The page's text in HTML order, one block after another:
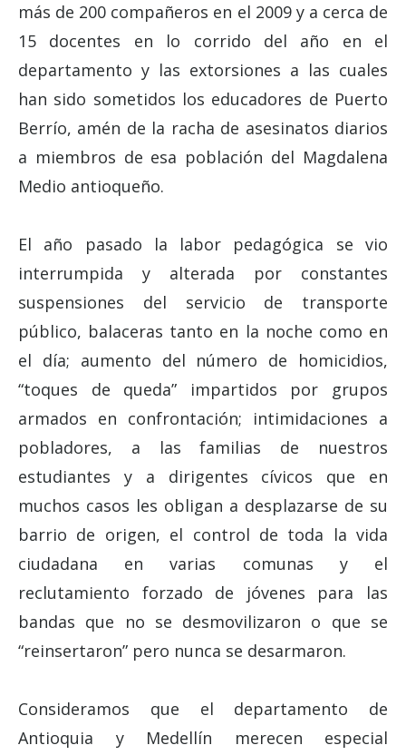
más de 200 compañeros en el 2009 y a cerca de
15 docentes en lo corrido del año en el
departamento y las extorsiones a las cuales
han sido sometidos los educadores de Puerto
Berrío, amén de la racha de asesinatos diarios
a miembros de esa población del Magdalena
Medio antioqueño.
El año pasado la labor pedagógica se vio
interrumpida y alterada por constantes
suspensiones del servicio de transporte
público, balaceras tanto en la noche como en
el día; aumento del número de homicidios,
“toques de queda” impartidos por grupos
armados en confrontación; intimidaciones a
pobladores, a las familias de nuestros
estudiantes y a dirigentes cívicos que en
muchos casos les obligan a desplazarse de su
barrio de origen, el control de toda la vida
ciudadana en varias comunas y el
reclutamiento forzado de jóvenes para las
bandas que no se desmovilizaron o que se
“reinsertaron” pero nunca se desarmaron.
Consideramos que el departamento de
Antioquia y Medellín merecen especial